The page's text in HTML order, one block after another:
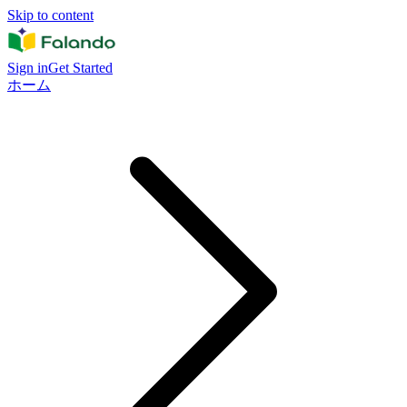
Skip to content
Sign inGet Started
ホーム